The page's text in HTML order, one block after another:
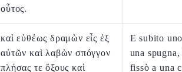
οὗτος.
καὶ εὐθέως δραμὼν εἷς ἐξ
αὐτῶν καὶ λαβὼν σπόγγον
πλήσας τε ὄξους καὶ
E subito
una
fissò a una